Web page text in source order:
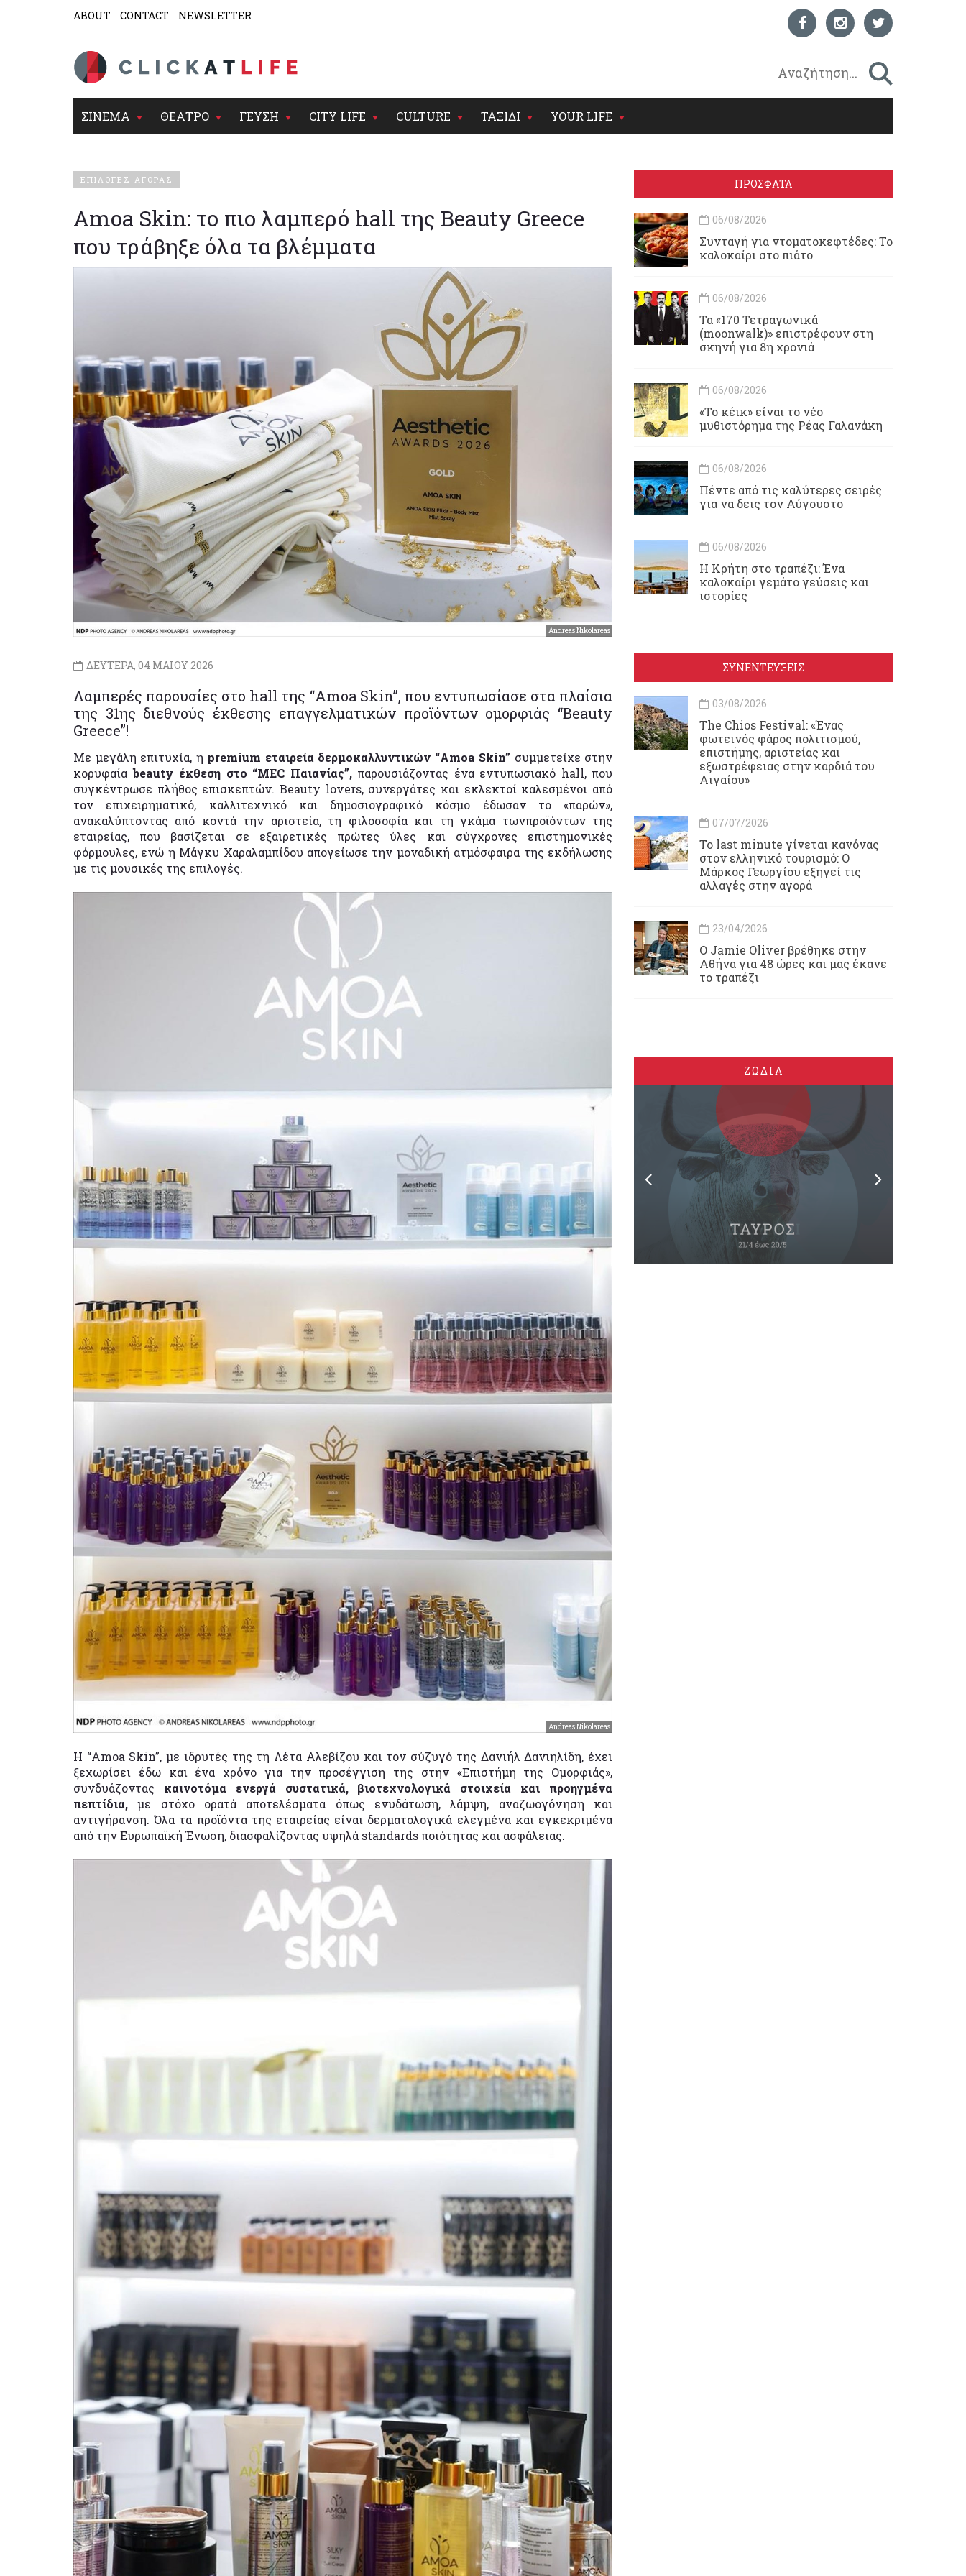
ABOUT CONTACT NEWSLETTER
ΣΙΝΕΜΑ ΘΕΑΤΡΟ ΓΕΥΣΗ CITY LIFE CULTURE ΤΑΞΙΔΙ YOUR LIFE
ΕΠΙΛΟΓΕΣ ΑΓΟΡΑΣ
Amoa Skin: το πιο λαμπερό hall της Beauty Greece
που τράβηξε όλα τα βλέμματα
Andreas Nikolareas
ΔΕΥΤΕΡΑ, 04 ΜΑΙΟΥ 2026
Λαμπερές παρουσίες στο hall της “Amoa Skin”, που εντυπωσίασε στα πλαίσια
της 31ης διεθνούς έκθεσης επαγγελματικών προϊόντων ομορφιάς “Beauty
Greece”!
Με μεγάλη επιτυχία, η premium εταιρεία δερμοκαλλυντικών “Amoa Skin” συμμετείχε στην
κορυφαίαbeauty έκθεση στο “MEC Παιανίας”,παρουσιάζοντας ένα εντυπωσιακό hall, που
συγκέντρωσε πλήθος επισκεπτών. Beauty lovers, συνεργάτες και εκλεκτοί καλεσμένοι από
τον επιχειρηματικό, καλλιτεχνικό και δημοσιογραφικό κόσμο έδωσαν το «παρών»,
ανακαλύπτοντας από κοντά την αριστεία, τη φιλοσοφία και τη γκάμα τωνπροϊόντων της
εταιρείας, που βασίζεται σε εξαιρετικές πρώτες ύλες και σύγχρονες επιστημονικές
φόρμουλες, ενώ η Μάγκυ Χαραλαμπίδου απογείωσε την μοναδική ατμόσφαιρα της εκδήλωσης
με τις μουσικές της επιλογές.
Andreas Nikolareas
Η “Amoa Skin”, με ιδρυτές της τη Λέτα Αλεβίζου και τον σύζυγό της Δανιήλ Δανιηλίδη, έχει
ξεχωρίσει έδω και ένα χρόνο για την προσέγγιση της στην «Επιστήμη της Ομορφιάς»,
συνδυάζοντας καινοτόμα ενεργά συστατικά, βιοτεχνολογικά στοιχεία και προηγμένα
πεπτίδια, με στόχο ορατά αποτελέσματα όπως ενυδάτωση, λάμψη, αναζωογόνηση και
αντιγήρανση. Όλα τα προϊόντα της εταιρείας είναι δερματολογικά ελεγμένα και εγκεκριμένα
από την Ευρωπαϊκή Ένωση, διασφαλίζοντας υψηλά standards ποιότητας και ασφάλειας.
ΠΡΟΣΦΑΤΑ
06/08/2026
Συνταγή για ντοματοκεφτέδες: Το
καλοκαίρι στο πιάτο
06/08/2026
Τα «170 Τετραγωνικά
(moonwalk)» επιστρέφουν στη
σκηνή για 8η χρονιά
06/08/2026
«Το κέικ» είναι το νέο
μυθιστόρημα της Ρέας Γαλανάκη
06/08/2026
Πέντε από τις καλύτερες σειρές
για να δεις τον Αύγουστο
06/08/2026
Η Κρήτη στο τραπέζι: Ένα
καλοκαίρι γεμάτο γεύσεις και
ιστορίες
ΣΥΝΕΝΤΕΥΞΕΙΣ
03/08/2026
Τhe Chios Festival: «Ένας
φωτεινός φάρος πολιτισμού,
επιστήμης, αριστείας και
εξωστρέφειας στην καρδιά του
Αιγαίου»
07/07/2026
Το last minute γίνεται κανόνας
στον ελληνικό τουρισμό: Ο
Μάρκος Γεωργίου εξηγεί τις
αλλαγές στην αγορά
23/04/2026
Ο Jamie Oliver βρέθηκε στην
Αθήνα για 48 ώρες και μας έκανε
το τραπέζι
ΖΩΔΙΑ